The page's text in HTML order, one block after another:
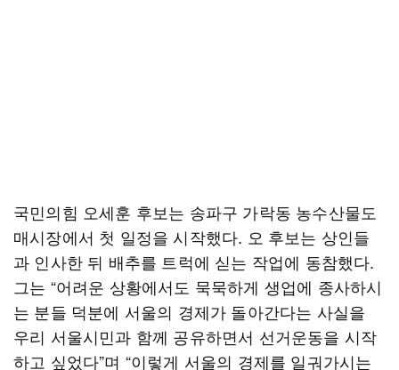
국민의힘 오세훈 후보는 송파구 가락동 농수산물도
매시장에서 첫 일정을 시작했다. 오 후보는 상인들
과 인사한 뒤 배추를 트럭에 싣는 작업에 동참했다.
그는 “어려운 상황에서도 묵묵하게 생업에 종사하시
는 분들 덕분에 서울의 경제가 돌아간다는 사실을
우리 서울시민과 함께 공유하면서 선거운동을 시작
하고 싶었다”며 “이렇게 서울의 경제를 일궈가시는